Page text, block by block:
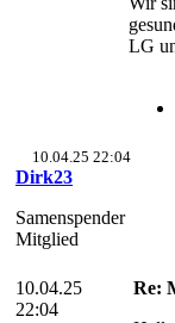
LG
10.04.25 22:04
Dirk23
Samenspender
Mitglied
10.04.25
22:04
Re: